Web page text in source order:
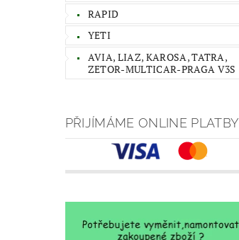
RAPID
YETI
AVIA, LIAZ, KAROSA, TATRA,
ZETOR-MULTICAR-PRAGA V3S
PŘIJÍMÁME ONLINE PLATBY